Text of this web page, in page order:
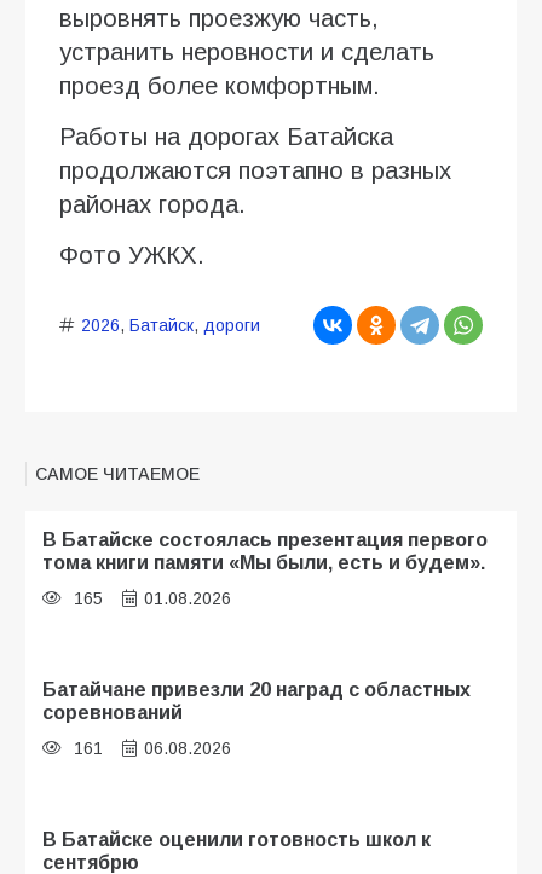
выровнять проезжую часть,
устранить неровности и сделать
проезд более комфортным.
Работы на дорогах Батайска
продолжаются поэтапно в разных
районах города.
Фото УЖКХ.
2026, Батайск, дороги
САМОЕ ЧИТАЕМОЕ
В Батайске состоялась презентация первого
тома книги памяти «Мы были, есть и будем».
165 01.08.2026
Батайчане привезли 20 наград с областных
соревнований
161 06.08.2026
В Батайске оценили готовность школ к
сентябрю